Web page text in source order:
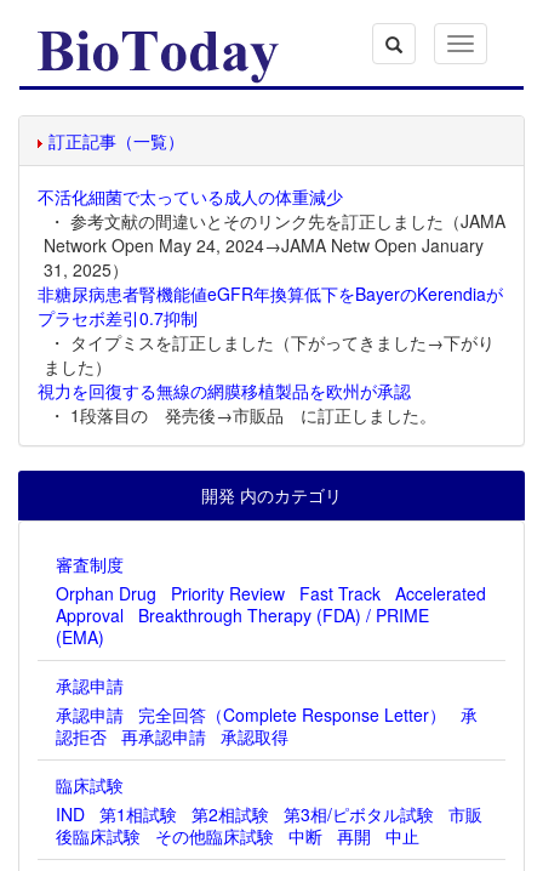
Toggle
navigation
訂正記事（一覧）
不活化細菌で太っている成人の体重減少
・ 参考文献の間違いとそのリンク先を訂正しました（JAMA
Network Open May 24, 2024→JAMA Netw Open January
31, 2025）
非糖尿病患者腎機能値eGFR年換算低下をBayerのKerendiaが
プラセボ差引0.7抑制
・ タイプミスを訂正しました（下がってきました→下がり
ました）
視力を回復する無線の網膜移植製品を欧州が承認
・ 1段落目の 発売後→市販品 に訂正しました。
開発 内のカテゴリ
審査制度
Orphan Drug
Priority Review Fast Track Accelerated
Approval
Breakthrough Therapy (FDA) / PRIME
(EMA)
承認申請
承認申請
完全回答（Complete Response Letter）
承
認拒否 再承認申請 承認取得
臨床試験
IND 第1相試験 第2相試験 第3相/ピボタル試験 市販
後臨床試験
その他臨床試験 中断 再開
中止